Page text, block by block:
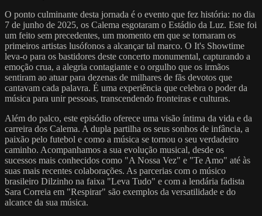
O ponto culminante desta jornada é o evento que fez história: no dia
7 de junho de 2025, os Calema esgotaram o Estádio da Luz. Este foi
um feito sem precedentes, um momento em que se tornaram os
primeiros artistas lusófonos a alcançar tal marco. O It's Showtime
leva-o para os bastidores deste concerto monumental, capturando a
emoção crua, a alegria contagiante e o orgulho que os irmãos
sentiram ao atuar para dezenas de milhares de fãs devotos que
cantavam cada palavra. É uma experiência que celebra o poder da
música para unir pessoas, transcendendo fronteiras e culturas.
Além do palco, este episódio oferece uma visão íntima da vida e da
carreira dos Calema. A dupla partilha os seus sonhos de infância, a
paixão pelo futebol e como a música se tornou o seu verdadeiro
caminho. Acompanhamos a sua evolução musical, desde os
sucessos mais conhecidos como "A Nossa Vez" e "Te Amo" até às
suas mais recentes colaborações. As parcerias com o músico
brasileiro Dilzinho na faixa "Leva Tudo" e com a lendária fadista
Sara Correia em "Respirar" são exemplos da versatilidade e do
alcance da sua música.